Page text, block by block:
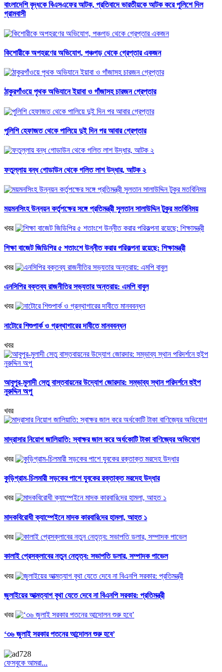
বাংলাদেশি বৃদ্ধকে বিএসএফের আটক, প্রতিবাদে ভারতীয়কে আটক করে পুলিশে দিল
গ্রামবাসী
কিশোরীকে অপহরণের অভিযোগ, পঞ্চগড় থেকে গ্রেপ্তার একজন
ঠাকুরগাঁওয়ে পৃথক অভিযানে ইয়াবা ও গাঁজাসহ চারজন গ্রেপ্তার
পুলিশি হেফাজত থেকে পালিয়ে দুই দিন পর আবার গ্রেপ্তার
ফতুল্লায় বন্ধ গোডাউন থেকে গলিত লাশ উদ্ধার, আটক ২
ময়মনসিংহ উন্নয়ন কর্তৃপক্ষের সঙ্গে প্রতিমন্ত্রী সুলতান সালাউদ্দিন টুকুর মতবিনিময়
খবর
শিক্ষা বাজেট জিডিপির ৫ শতাংশে উন্নীত করার পরিকল্পনা রয়েছে: শিক্ষামন্ত্রী
খবর
এনসিপির বক্তব্য রাজনীতির সভ্যতার অন্তরায়: এমপি বাবুল
খবর
নাটোরে শিশুপার্ক ও গ্রন্থাগারের দাবীতে মানববন্ধন
খবর
আবুপুর-মুলাদী সেতু বাস্তবায়নের উদ্যোগ জোরদার: সম্ভাব্য স্থান পরিদর্শনে হুইপ
নুরুদ্দিন অপু
খবর
মাদ্রাসার নিয়োগ জালিয়াতি: স্বাক্ষর জাল করে অর্ধকোটি টাকা বাণিজ্যের অভিযোগ
খবর
কুড়িগ্রাম-চিলমারী সড়কের পাশে যুবকের রক্তাক্ত মরদেহ উদ্ধার
খবর
মাদকবিরোধী ক্যাম্পেইনে মাদক কারবা‌রি‌দের হামলা, আহত ১
খবর
কালাই প্রেসক্লাবের নতুন নেতৃত্ব: সভাপতি ডলার, সম্পাদক পাভেল
খবর
জুলাইয়ের আত্মত্যাগ বৃথা যেতে দেবে না বিএনপি সরকার: প্রতিমন্ত্রী
খবর
‘৩৬ জুলাই সরকার পতনের আন্দোলন শুরু হবে’
ফেসবুকে আমরা...